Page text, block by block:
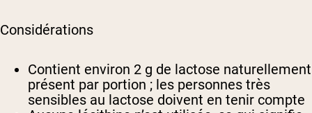
Considérations
Contient environ 2 g de lactose naturellement
présent par portion ; les personnes très
sensibles au lactose doivent en tenir compte